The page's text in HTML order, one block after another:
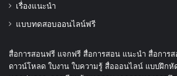
เรื่องแนะนำ
แบบทดสอบออนไลน์ฟรี
สื่อการสอนฟรี แจกฟรี สื่อการสอน แนะนำ สื่อการ
ดาวน์โหลด ใบงาน ใบความรู้ สื่อออนไลน์ แบบฝึก